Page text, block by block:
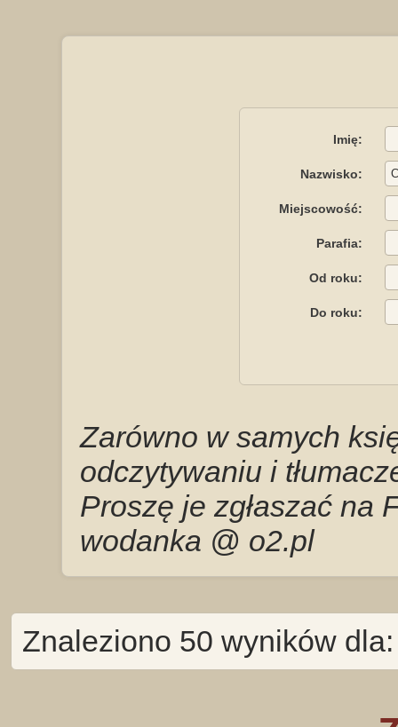
Imię:
Nazwisko:
Miejscowość:
Parafia:
Od roku:
Do roku:
Zarówno w samych
odczytywaniu i
Proszę je zgłaszać na
wodanka @ o2.pl
Znaleziono 50 wyników